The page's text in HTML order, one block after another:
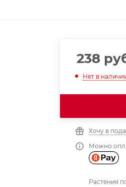
238
Нет в
Хочу в
Можно
Растения